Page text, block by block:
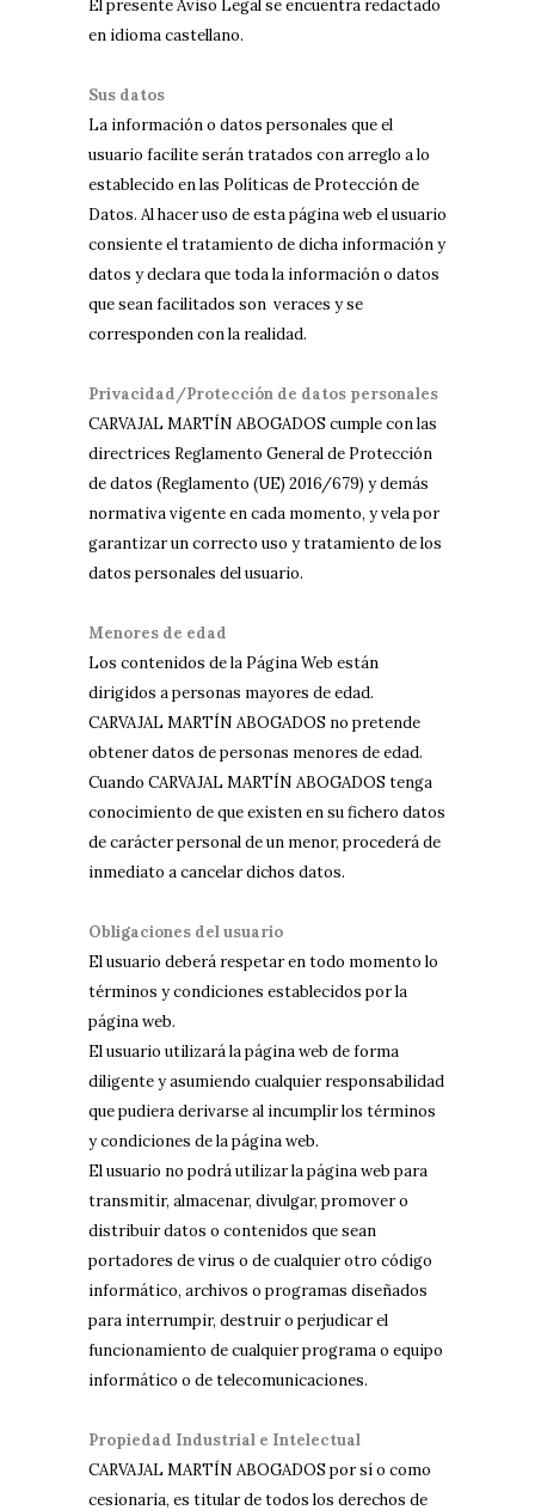
El presente Aviso Legal se encuentra redactado
en idioma castellano.
Sus datos
La información o datos personales que el
usuario facilite serán tratados con arreglo a lo
establecido en las Políticas de Protección de
Datos. Al hacer uso de esta página web el usuario
consiente el tratamiento de dicha información y
datos y declara que toda la información o datos
que sean facilitados son veraces y se
corresponden con la realidad.
Privacidad/Protección de datos personales
CARVAJAL MARTÍN ABOGADOS cumple con las
directrices Reglamento General de Protección
de datos (Reglamento (UE) 2016/679) y demás
normativa vigente en cada momento, y vela por
garantizar un correcto uso y tratamiento de los
datos personales del usuario.
Menores de edad
Los contenidos de la Página Web están
dirigidos a personas mayores de edad.
CARVAJAL MARTÍN ABOGADOS no pretende
obtener datos de personas menores de edad.
Cuando CARVAJAL MARTÍN ABOGADOS tenga
conocimiento de que existen en su fichero datos
de carácter personal de un menor, procederá de
inmediato a cancelar dichos datos.
Obligaciones del usuario
El usuario deberá respetar en todo momento lo
términos y condiciones establecidos por la
página web.
El usuario utilizará la página web de forma
diligente y asumiendo cualquier responsabilidad
que pudiera derivarse al incumplir los términos
y condiciones de la página web.
El usuario no podrá utilizar la página web para
transmitir, almacenar, divulgar, promover o
distribuir datos o contenidos que sean
portadores de virus o de cualquier otro código
informático, archivos o programas diseñados
para interrumpir, destruir o perjudicar el
funcionamiento de cualquier programa o equipo
informático o de telecomunicaciones.
Propiedad Industrial e Intelectual
CARVAJAL MARTÍN ABOGADOS por sí o como
cesionaria, es titular de todos los derechos de